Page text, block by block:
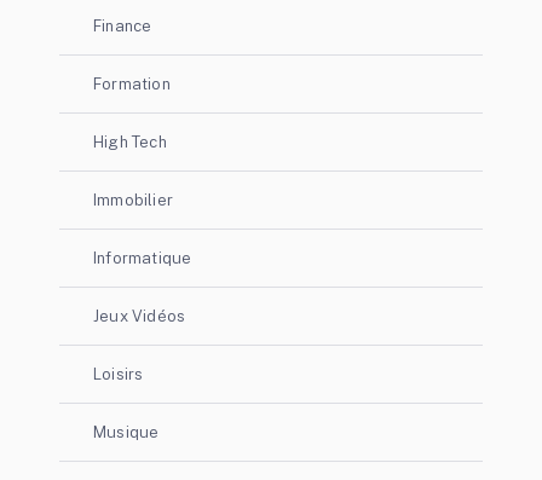
Finance
Formation
High Tech
Immobilier
Informatique
Jeux Vidéos
Loisirs
Musique